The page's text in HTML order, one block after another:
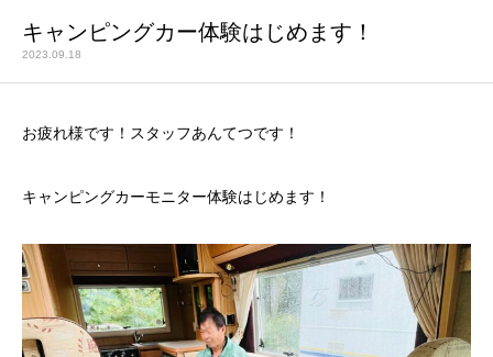
キャンピングカー体験はじめます！
2023.09.18
お疲れ様です！スタッフあんてつです！
キャンピングカーモニター体験はじめます！